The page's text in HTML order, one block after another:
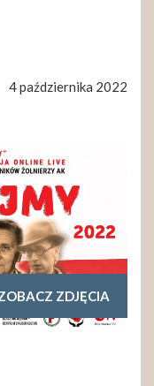
4 października 2022
ZDJĘCIA